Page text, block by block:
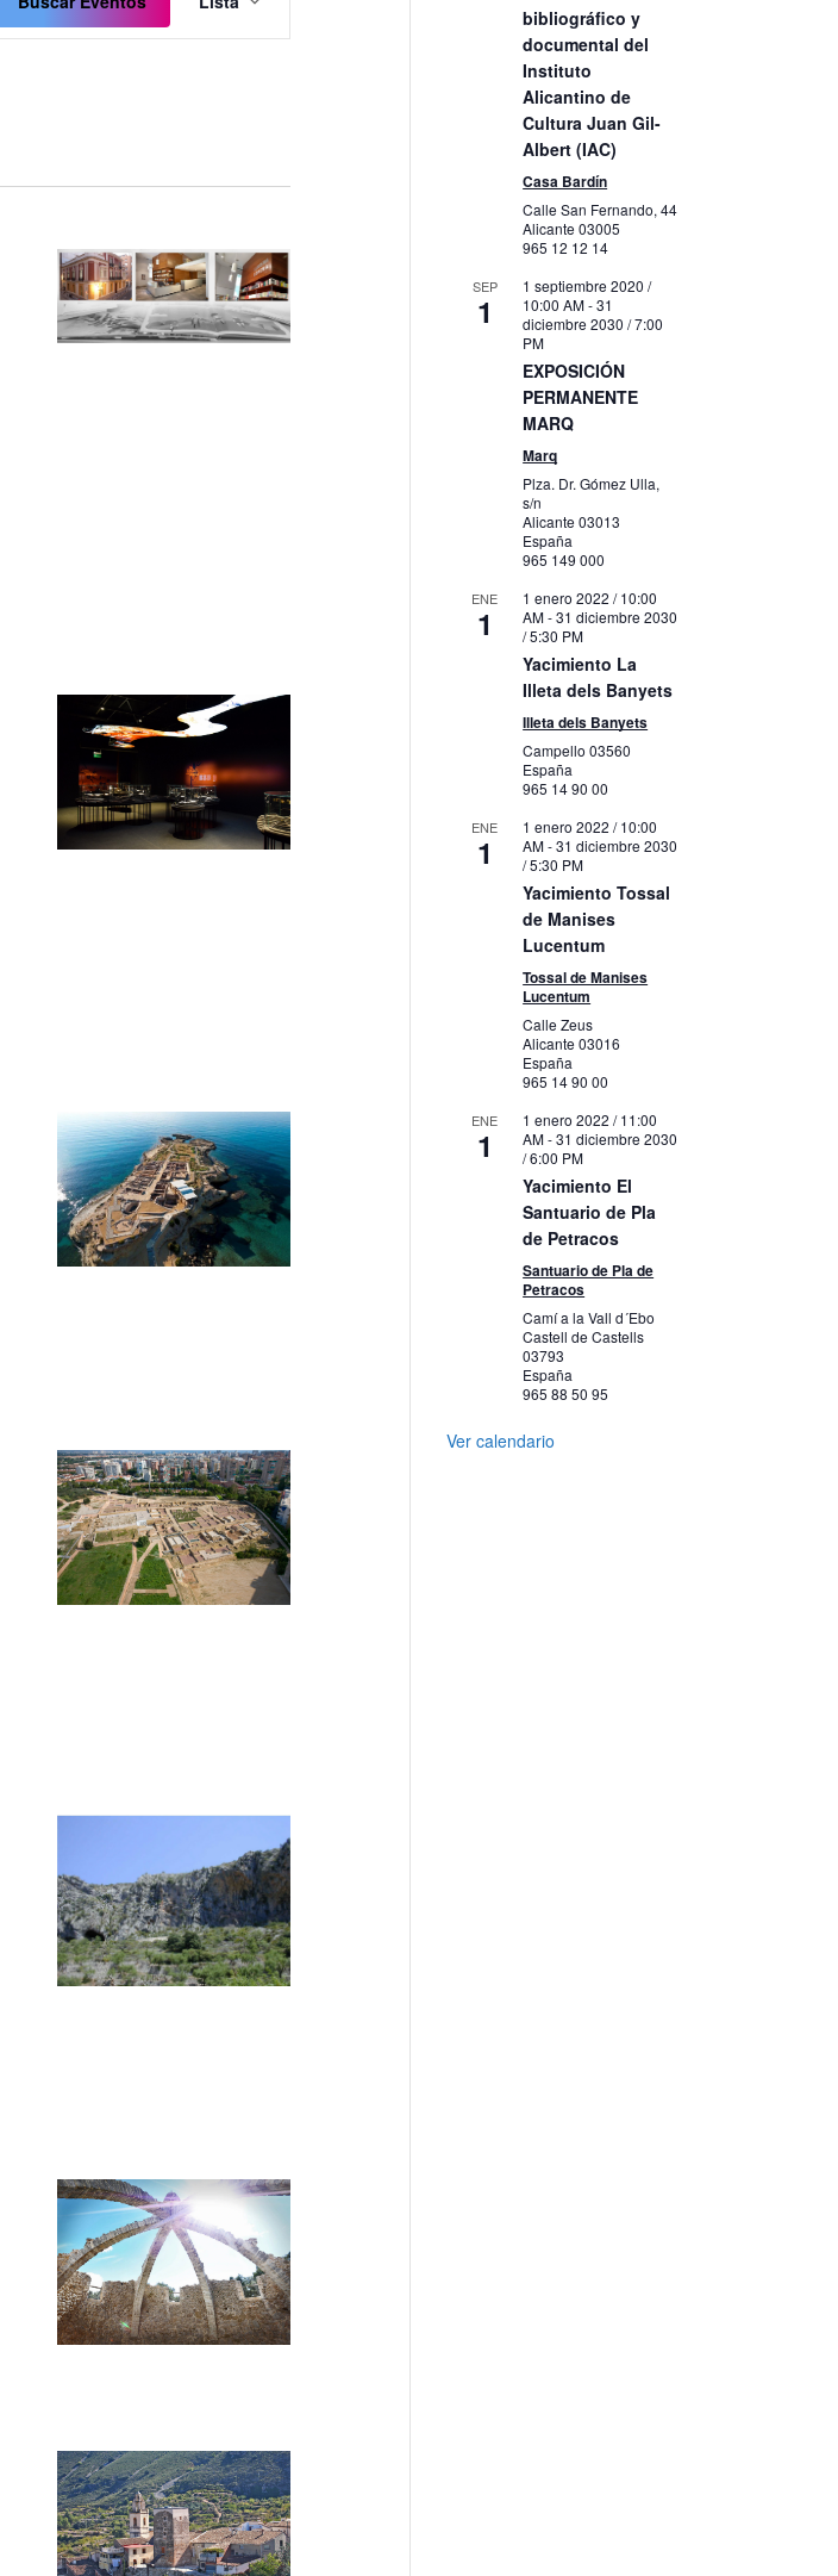
bibliográfico y
documental del
Instituto
Alicantino de
Cultura Juan Gil-
Albert (IAC)
Casa Bardín
Calle San Fernando, 44
Alicante03005
965 12 12 14
SEP
1
1 septiembre 2020 /
10:00 AM-31
diciembre 2030 / 7:00
PM
EXPOSICIÓN
PERMANENTE
MARQ
Marq
Plza. Dr. Gómez Ulla,
s/n
Alicante03013
España
965 149 000
ENE
1
1 enero 2022 / 10:00
AM-31 diciembre 2030
/ 5:30 PM
Yacimiento La
Illeta dels Banyets
Illeta dels Banyets
Campello03560
España
965 14 90 00
ENE
1
1 enero 2022 / 10:00
AM-31 diciembre 2030
/ 5:30 PM
Yacimiento Tossal
de Manises
Lucentum
Tossal de Manises
Lucentum
Calle Zeus
Alicante03016
España
965 14 90 00
ENE
1
1 enero 2022 / 11:00
AM-31 diciembre 2030
/ 6:00 PM
Yacimiento El
Santuario de Pla
de Petracos
Santuario de Pla de
Petracos
Camí a la Vall d´Ebo
Castell de Castells
03793
España
965 88 50 95
Ver calendario